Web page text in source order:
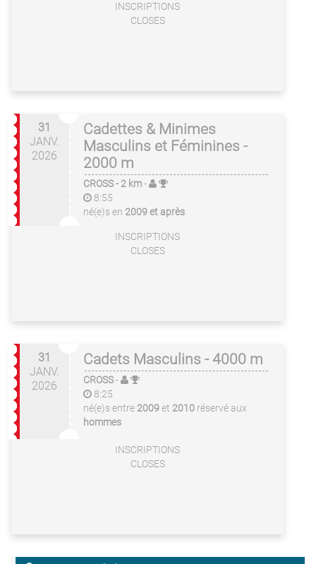
INSCRIPTIONS
CLOSES
31
JANV.
2026
Cadettes & Minimes
Masculins et Féminines -
2000 m
CROSS- 2 km-
8:55
né(e)s en 2009 et après
INSCRIPTIONS
CLOSES
31
JANV.
2026
Cadets Masculins - 4000 m
CROSS-
8:25
né(e)s entre 2009et 2010 réservé aux
hommes
INSCRIPTIONS
CLOSES